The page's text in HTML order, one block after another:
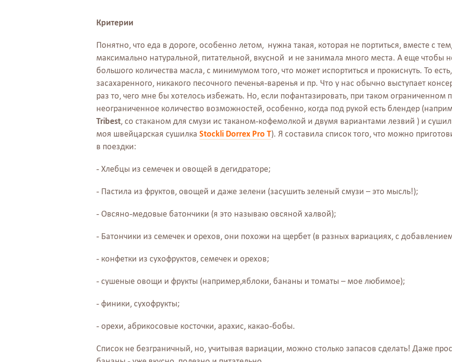
Критерии
Понятно, что еда в дороге, особенно летом, нужна такая, которая не портиться, вместе с
максимально натуральной, питательной, вкусной и не занимала много места. А еще чтобы
большого количества масла, с минимумом того, что может испортиться и прокиснуть. То
засахаренного, никакого песочного печенья-варенья и пр. Что у нас обычно выступает
раз то, чего мне бы хотелось избежать. Но, если пофантазировать, при таком ограниченном
неограниченное количество возможностей, особенно, когда под рукой есть блендер
Tribest, со стаканом для смузи ис таканом-кофемолкой и двумя вариантами лезвий ) и
моя швейцарская сушилка Stockli Dorrex Pro T). Я составила список того, что можно
в поездки:
- Хлебцы из семечек и овощей в дегидраторе;
- Пастила из фруктов, овощей и даже зелени (засушить зеленый смузи – это мысль!);
- Овсяно-медовые батончики (я это называю овсяной халвой);
- Батончики из семечек и орехов, они похожи на щербет (в разных вариациях, с
- конфетки из сухофруктов, семечек и орехов;
- сушеные овощи и фрукты (например,яблоки, бананы и томаты – мое любимое);
- финики, сухофрукты;
- орехи, абрикосовые косточки, арахис, какао-бобы.
Список не безграничный, но, учитывая вариации, можно столько запасов сделать! Даже